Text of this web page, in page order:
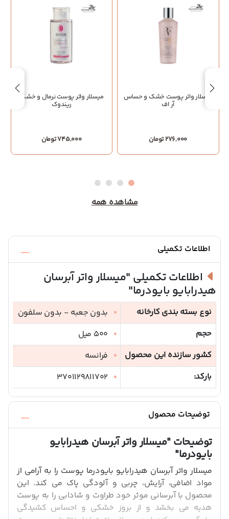
میسلار واتر پوست خشک و حساس
آر اف
276,000 تومان
میسلار واتر پوست نرمال و خشک
ریندوک
745,000 تومان
مشاهده همه
اطلاعات تکمیلی
اطلاعات تکمیلی "میسلار واتر آبرسان
هیدرابایو بایودرما"
نوع بسته بندی کارخانه
بدون جعبه - بدون سلفون
حجم
500 میل
کشور سازنده این محصول
فرانسه
بارکد:
3701129811702
توضیحات محصول
توضیحات"میسلار واتر آبرسان هیدرابایو
بایودرما"
میسلار واتر آبرسان هیدرابایو بایودرما پوست را به آرامی از
مواد اضافی، آرایش، چربی و آلودگی پاک می کند. این
محصول با آبرسانی موثر خود طراوت و شادابی را به پوست
هدیه می بخشد و از بروز خشکی و احساس کشیدگی